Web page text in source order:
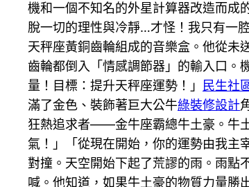
機和一個不知名的外星計算器改造而成
脫一切的理性與冷靜…才怪！我只有一
天秤座黃銅齒輪組成的音樂盒。他從未
齒輪都倒入「情感調節器」的輸入口。
量！目標：提升天秤座運勢！」
民生社
滿了金色、裝飾著巨大公牛綠裝修設計
狂熱追求者——金牛座霸總牛土豪。牛
氣！」「從現在開始，你的運勢由我主
對撞。天空開始下起了荒謬的雨。雨點
喊。他知道，如果牛土豪的物質力量勝